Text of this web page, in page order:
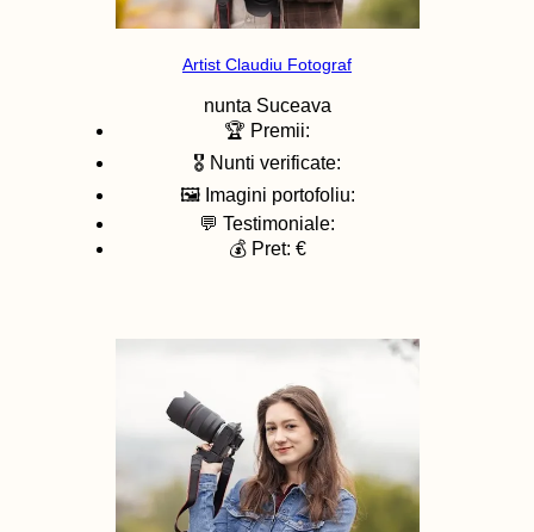
Artist Claudiu Fotograf
nunta Suceava
🏆 Premii:
🎖️ Nunti verificate:
🖼️ Imagini portofoliu:
💬 Testimoniale:
💰 Pret: €